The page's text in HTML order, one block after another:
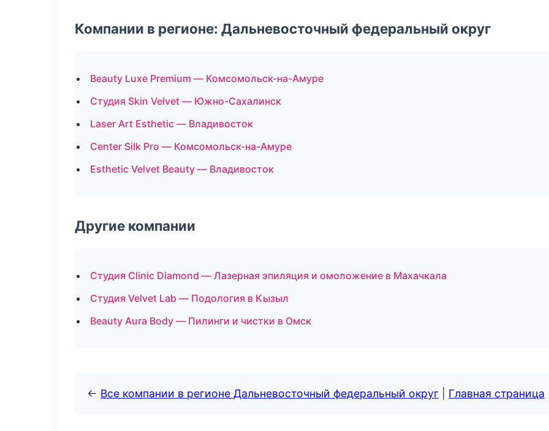
Компании в регионе: Дальневосточный федеральный округ
Beauty Luxe Premium — Комсомольск-на-Амуре
Студия Skin Velvet — Южно-Сахалинск
Laser Art Esthetic — Владивосток
Center Silk Pro — Комсомольск-на-Амуре
Esthetic Velvet Beauty — Владивосток
Другие компании
Студия Clinic Diamond — Лазерная эпиляция и омоложение в Махачкала
Студия Velvet Lab — Подология в Кызыл
Beauty Aura Body — Пилинги и чистки в Омск
← Все компании в регионе Дальневосточный федеральный округ Главная страница